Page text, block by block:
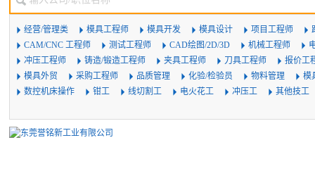
经营/管理类 模具工程师 模具开发 模具设计 项目工程师
CAM/CNC 工程师
测试工程师 CAD绘图/2D/3D 机械工程师
冲压工程师
铸造/锻造工程师 夹具工程师 刀具工程师
报价工
模具外贸
采购工程师 品质管理 化验/检验员 物料管理
模
数控机床操作
钳工 线切割工 电火花工 冲压工 其他技工